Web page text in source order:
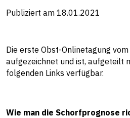
Publiziert am 18.01.2021
Die erste Obst-Onlinetagung
aufgezeichnet und ist, aufgeteilt
folgenden Links verfügbar.
Wie man die Schorfprognose